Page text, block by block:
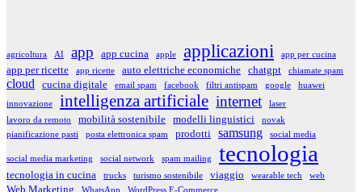
agricoltura AI app app cucina apple applicazioni app per cucina
app per ricette app ricette auto elettriche economiche chatgpt chiamate spam
cloud cucina digitale email spam facebook filtri antispam google huawei
innovazione intelligenza artificiale internet
laser
lavoro da remoto
mobilità sostenibile modelli linguistici
novak
pianificazione pasti
posta elettronica spam prodotti samsung social media
social media marketing social network spam mailing tecnologia
tecnologia in cucina trucks turismo sostenibile viaggio wearable tech web
Web Marketing WhatsApp WordPress E-Commerce